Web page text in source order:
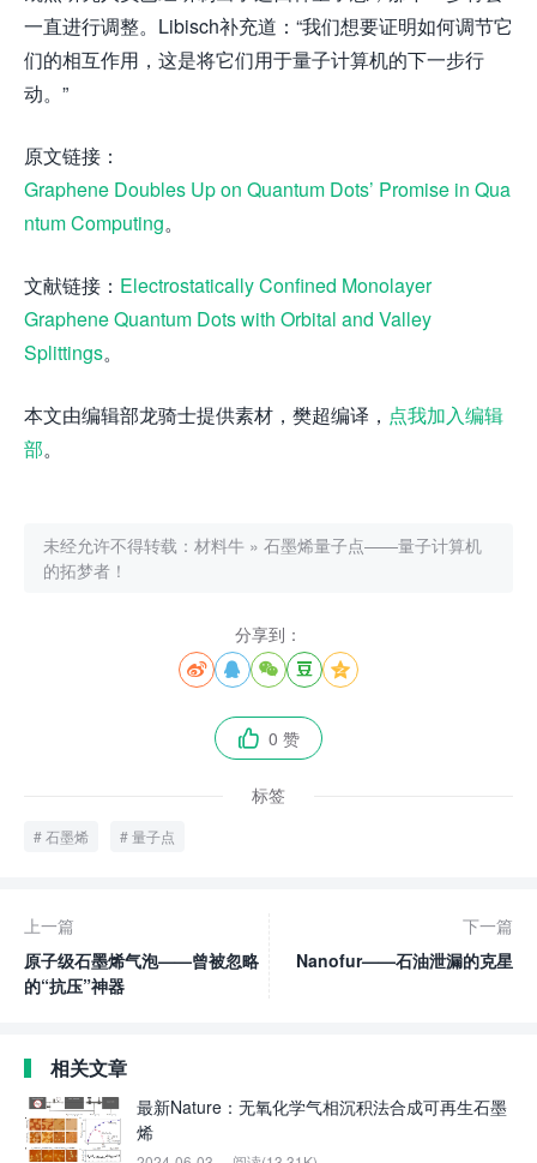
一直进行调整。Libisch补充道：“我们想要证明如何调节它
们的相互作用，这是将它们用于量子计算机的下一步行
动。”
原文链接：
Graphene Doubles Up on Quantum Dots’ Promise in Qua
ntum Computing。
文献链接： Electrostatically Confined Monolayer
Graphene Quantum Dots with Orbital and Valley
Splittings。
本文由编辑部龙骑士提供素材，樊超编译， 点我加入编辑
部。
未经允许不得转载： 材料牛 » 石墨烯量子点——量子计算机
的拓梦者！
分享到：
    
 0 赞
标签
石墨烯 量子点
上一篇
原子级石墨烯气泡——曾被忽略
的“抗压”神器
下一篇
Nanofur——石油泄漏的克星
相关文章
最新Nature：无氧化学气相沉积法合成可再生石墨
烯